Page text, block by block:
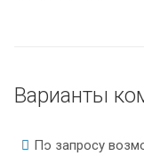
Варианты
По запросу